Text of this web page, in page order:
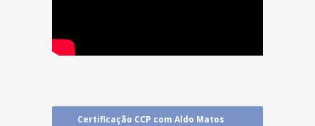
Certificação CCP com Aldo Matos